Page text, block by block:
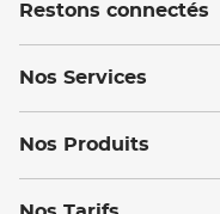
Restons connectés
Nos Services
Nos Produits